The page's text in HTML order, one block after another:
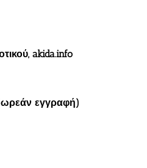
akida.info
εγγραφή)